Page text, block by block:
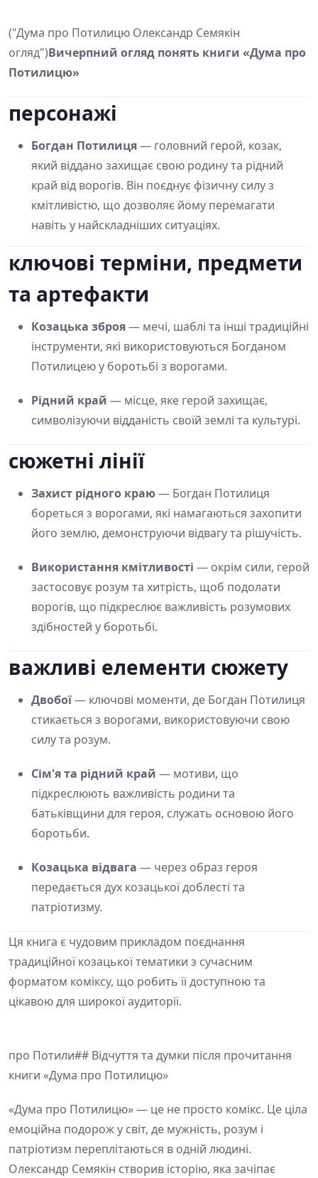
("Дума про Потилицю Олександр Семякін
огляд")Вичерпний огляд понять книги «Дума про
Потилицю»
персонажі
Богдан Потилиця— головний герой, козак,
який віддано захищає свою родину та рідний
край від ворогів. Він поєднує фізичну силу з
кмітливістю, що дозволяє йому перемагати
навіть у найскладніших ситуаціях.
ключові терміни, предмети
та артефакти
Козацька зброя— мечі, шаблі та інші традиційні
інструменти, які використовуються Богданом
Потилицею у боротьбі з ворогами.
Рідний край — місце, яке герой захищає,
символізуючи відданість своїй землі та культурі.
сюжетні лінії
Захист рідного краю— Богдан Потилиця
бореться з ворогами, які намагаються захопити
його землю, демонструючи відвагу та рішучість.
Використання кмітливості — окрім сили, герой
застосовує розум та хитрість, щоб подолати
ворогів, що підкреслює важливість розумових
здібностей у боротьбі.
важливі елементи сюжету
Двобої— ключові моменти, де Богдан Потилиця
стикається з ворогами, використовуючи свою
силу та розум.
Сім'я та рідний край — мотиви, що
підкреслюють важливість родини та
батьківщини для героя, служать основою його
боротьби.
Козацька відвага — через образ героя
передається дух козацької доблесті та
патріотизму.
Ця книга є чудовим прикладом поєднання
традиційної козацької тематики з сучасним
форматом коміксу, що робить її доступною та
цікавою для широкої аудиторії.
про Потили## Відчуття та думки після прочитання
книги «Дума про Потилицю»
«Дума про Потилицю» — це не просто комікс. Це ціла
емоційна подорож у світ, де мужність, розум і
патріотизм переплітаються в одній людині.
Олександр Семякін створив історію, яка зачіпає